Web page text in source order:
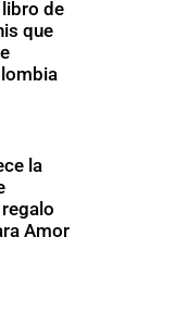
de
que
la
Amor